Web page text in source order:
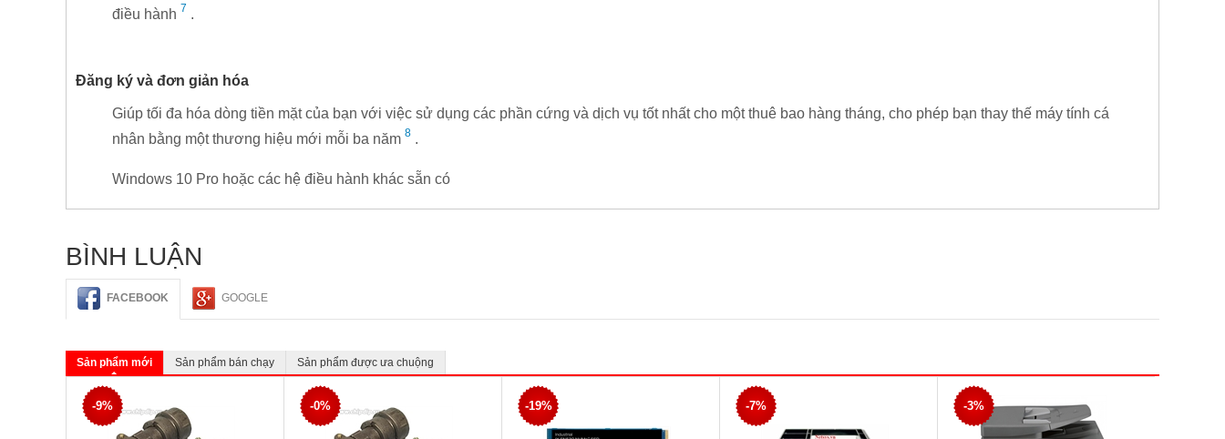
điều hành 7 .
Đăng ký và đơn giản hóa
Giúp tối đa hóa dòng tiền mặt của bạn với việc sử dụng các phần cứng và dịch vụ tốt nhất cho một thuê bao hàng tháng, cho phép bạn thay thế máy tính cá
nhân bằng một thương hiệu mới mỗi ba năm 8 .
Windows 10 Pro hoặc các hệ điều hành khác sẵn có
BÌNH LUẬN
FACEBOOK GOOGLE
Sản phẩm mới Sản phẩm bán chạy Sản phẩm được ưa chuộng
-9% -0% -19% -7% -3%